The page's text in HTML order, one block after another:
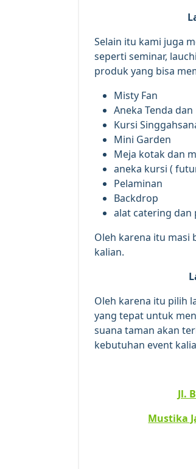
Selain itu kami juga
seperti seminar,
produk yang bisa
Misty Fan
Aneka Tenda
Kursi
Mini Garden
Meja kotak dan
aneka kursi (
Pelaminan
Backdrop
alat catering dan
Oleh karena itu masi
kalian.
Oleh karena itu pilih
yang tepat untuk
suana taman akan
kebutuhan event
Jl.
Mustika